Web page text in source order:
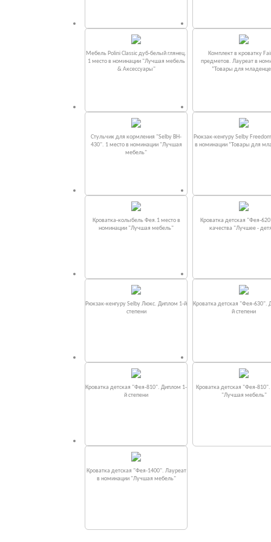
Мебель Polini Classic дуб-белый глянец.
1 место в номинации "Лучшая мебель
& Аксессуары"
Комплект в кроватку
предметов. Лауреат в
“Товары для
Стульчик для кормления "Selby BH-
430". 1 место в номинации "Лучшая
мебель"
Рюкзак-кенгуру Selby
в номинации “Товары для
Кроватка-колыбель Фея.1 место в
номинации "Лучшая мебель"
Кроватка детская "Фея-
качества "Лучшее -
Рюкзак-кенгуру Selby Люкс. Диплом 1-й
степени
Кроватка детская "Фея-630".
й степени
Кроватка детская "Фея-810". Диплом 1-
й степени
Кроватка детская "Фея-
"Лучшая мебель"
Кроватка детская "Фея-1400". Лауреат
в номинации "Лучшая мебель"